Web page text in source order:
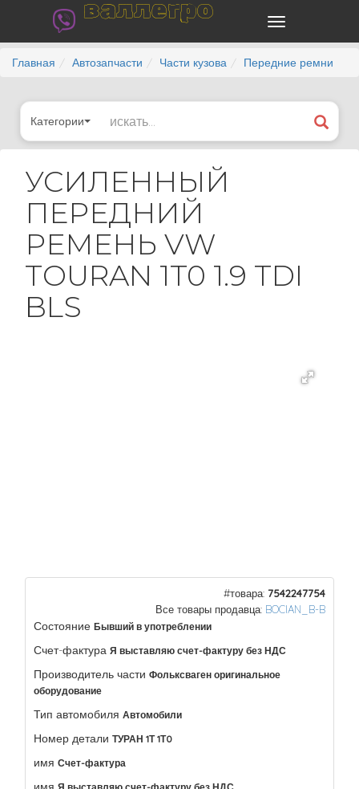
валлегро
Главная Автозапчасти Части кузова Передние ремни
Категории
УСИЛЕННЫЙ
ПЕРЕДНИЙ
РЕМЕНЬ VW
TOURAN 1T0 1.9 TDI
BLS
#товара: 7542247754
Все товары продавца: BOCIAN_B-B
Состояние Бывший в употреблении
Счет-фактура Я выставляю счет-фактуру без НДС
Производитель части Фольксваген оригинальное
оборудование
Тип автомобиля Автомобили
Номер детали ТУРАН 1Т 1Т0
имя Счет-фактура